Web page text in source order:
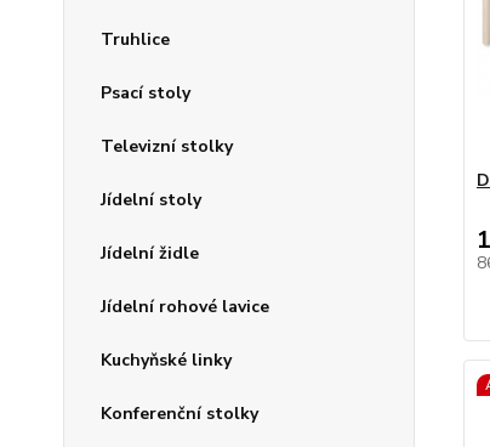
Truhlice
Psací stoly
Televizní stolky
Jídelní stoly
Jídelní židle
Jídelní rohové lavice
Kuchyňské linky
Konferenční stolky